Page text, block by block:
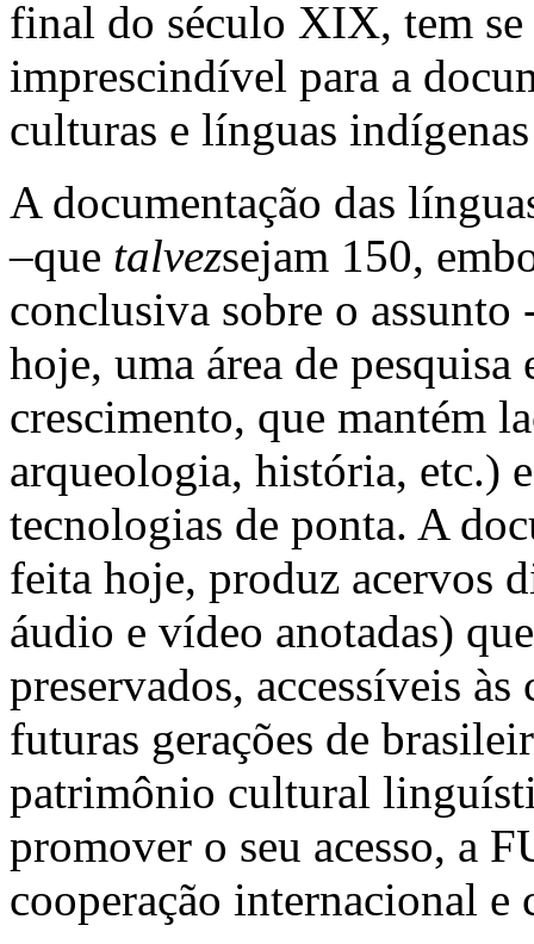
final do século XIX, tem
imprescindível para a
culturas e línguas
A documentação das
–que talvezsejam 150,
conclusiva sobre o assunto
hoje, uma área de
crescimento, que mantém
arqueologia, história, etc.)
tecnologias de ponta. A
feita hoje, produz acervos
áudio e vídeo anotadas)
preservados, accessíveis
futuras gerações de
patrimônio cultural
promover o seu acesso, a
cooperação internacional e